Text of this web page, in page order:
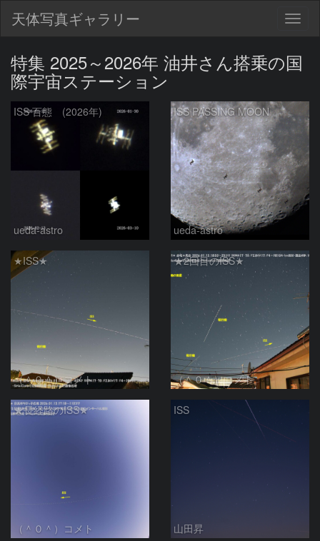
天体写真ギャラリー
特集 2025～2026年 油井さん搭乗の国
際宇宙ステーション
ISS 百態 (2026年)
ueda-astro
ISS PASSING MOON
ueda-astro
★ISS★
（＾０＾）コメト
★2回目のISS★
（＾０＾）コメト
★長経路のISS★
（＾０＾）コメト
ISS
山田昇